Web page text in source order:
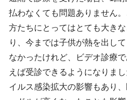
払わなくても問題ありません
方たちにとってはとても大き
り、今までは子供が熱を出し
なかったけれど、ビデオ診療
えば受診できるようになりま
イルス感染拡大の影響もあり